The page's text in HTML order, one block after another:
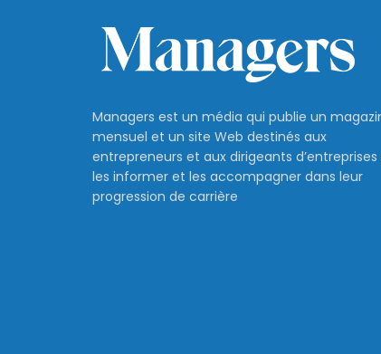
Managers est un média qui publie un
mensuel et un site Web destinés aux
entrepreneurs et aux dirigeants
les informer et les accompagner dans leur
progression de carrière